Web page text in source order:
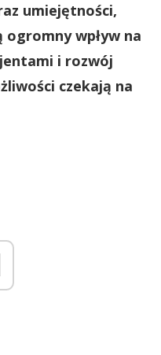
umiejętności,
wpływ na
i rozwój
czekają na